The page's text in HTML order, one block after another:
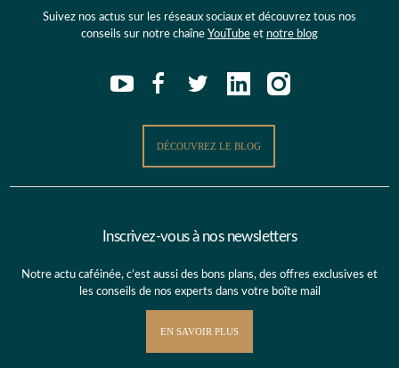
Suivez nos actus sur les réseaux sociaux et découvrez tous nos
conseils sur notre chaîne YouTube et notre blog
DÉCOUVREZ LE BLOG
Inscrivez-vous à nos newsletters
Notre actu caféinée, c’est aussi des bons plans, des offres exclusives et
les conseils de nos experts dans votre boîte mail
EN SAVOIR PLUS